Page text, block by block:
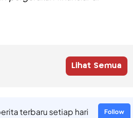
Lihat Semua
terbaru setiap hari Follow